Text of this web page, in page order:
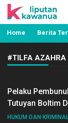
Liputan
Berita
Home Berita
#TILFA AZAHRA
Pelaku
Tutuyan Boltim
HUKUM DAN